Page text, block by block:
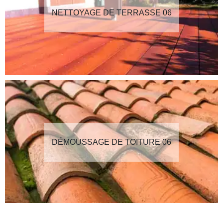
NETTOYAGE DE TERRASSE 06
DÉMOUSSAGE DE TOITURE 06